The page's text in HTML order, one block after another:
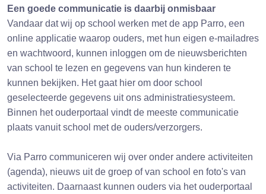
Een goede communicatie is daarbij onmisbaar
Vandaar dat wij op school werken met de app Parro, een
online applicatie waarop ouders, met hun eigen e-mailadres
en wachtwoord, kunnen inloggen om de nieuwsberichten
van school te lezen en gegevens van hun kinderen te
kunnen bekijken. Het gaat hier om door school
geselecteerde gegevens uit ons administratiesysteem.
Binnen het ouderportaal vindt de meeste communicatie
plaats vanuit school met de ouders/verzorgers.
Via Parro communiceren wij over onder andere activiteiten
(agenda), nieuws uit de groep of van school en foto's van
activiteiten. Daarnaast kunnen ouders via het ouderportaal